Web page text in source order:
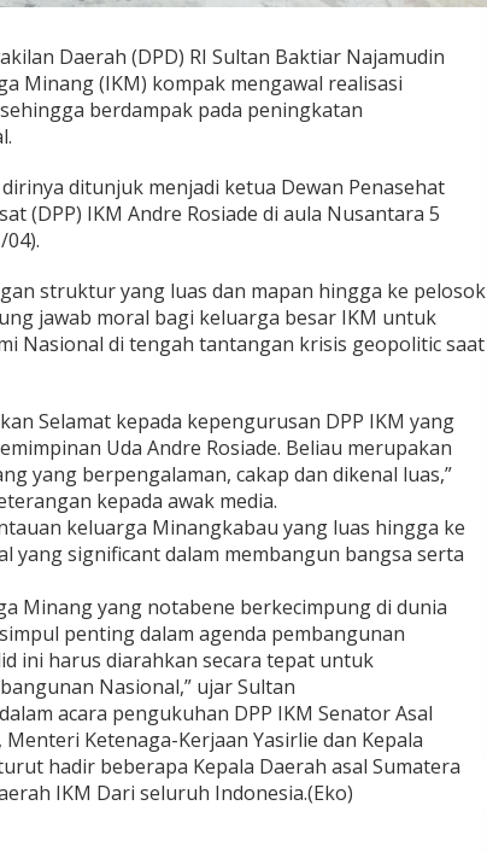
Daerah (DPD) RI Sultan Baktiar Najamudin
Minang (IKM) kompak mengawal realisasi
berdampak pada peningkatan
ditunjuk menjadi ketua Dewan Penasehat
(DPP) IKM Andre Rosiade di aula Nusantara 5
struktur yang luas dan mapan hingga ke pelosok
jawab moral bagi keluarga besar IKM untuk
Nasional di tengah tantangan krisis geopolitic saat
Selamat kepada kepengurusan DPP IKM yang
Uda Andre Rosiade. Beliau merupakan
yang berpengalaman, cakap dan dikenal luas,”
kepada awak media.
keluarga Minangkabau yang luas hingga ke
yang significant dalam membangun bangsa serta
Minang yang notabene berkecimpung di dunia
penting dalam agenda pembangunan
ini harus diarahkan secara tepat untuk
Nasional,” ujar Sultan
acara pengukuhan DPP IKM Senator Asal
Ketenaga-Kerjaan Yasirlie dan Kepala
hadir beberapa Kepala Daerah asal Sumatera
IKM Dari seluruh Indonesia.(Eko)